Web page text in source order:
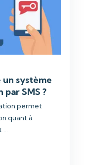
système
SMS ?
permet
quant à
...